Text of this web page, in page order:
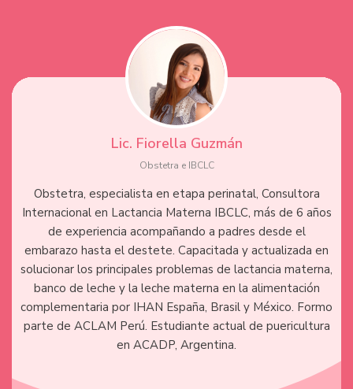
Lic. Fiorella Guzmán
Obstetra e IBCLC
Obstetra, especialista en etapa perinatal, Consultora
Internacional en Lactancia Materna IBCLC, más de 6 años
de experiencia acompañando a padres desde el
embarazo hasta el destete. Capacitada y actualizada en
solucionar los principales problemas de lactancia materna,
banco de leche y la leche materna en la alimentación
complementaria por IHAN España, Brasil y México. Formo
parte de ACLAM Perú. Estudiante actual de puericultura
en ACADP, Argentina.